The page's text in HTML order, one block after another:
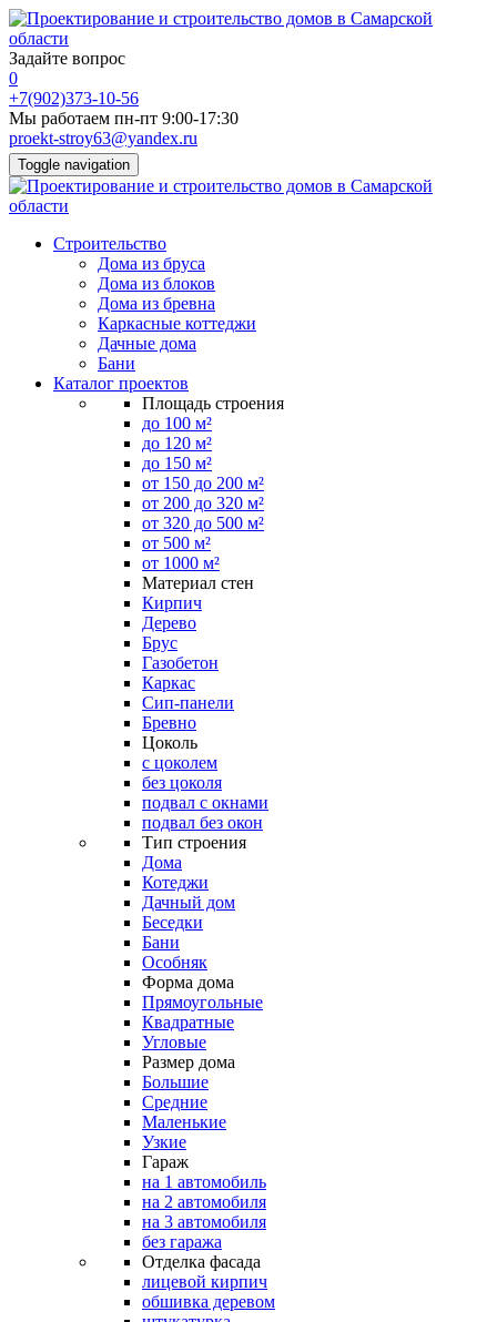
Задайте вопрос
0
+7(902)373-10-56
Мы работаем пн-пт 9:00-17:30
proekt-stroy63@yandex.ru
Toggle navigation
Строительство
Дома из бруса
Дома из блоков
Дома из бревна
Каркасные коттеджи
Дачные дома
Бани
Каталог проектов
Площадь строения
до 100 м²
до 120 м²
до 150 м²
от 150 до 200 м²
от 200 до 320 м²
от 320 до 500 м²
от 500 м²
от 1000 м²
Материал стен
Кирпич
Дерево
Брус
Газобетон
Каркас
Сип-панели
Бревно
Цоколь
с цоколем
без цоколя
подвал с окнами
подвал без окон
Тип строения
Дома
Котеджи
Дачный дом
Беседки
Бани
Особняк
Форма дома
Прямоугольные
Квадратные
Угловые
Размер дома
Большие
Средние
Маленькие
Узкие
Гараж
на 1 автомобиль
на 2 автомобиля
на 3 автомобиля
без гаража
Отделка фасада
лицевой кирпич
обшивка деревом